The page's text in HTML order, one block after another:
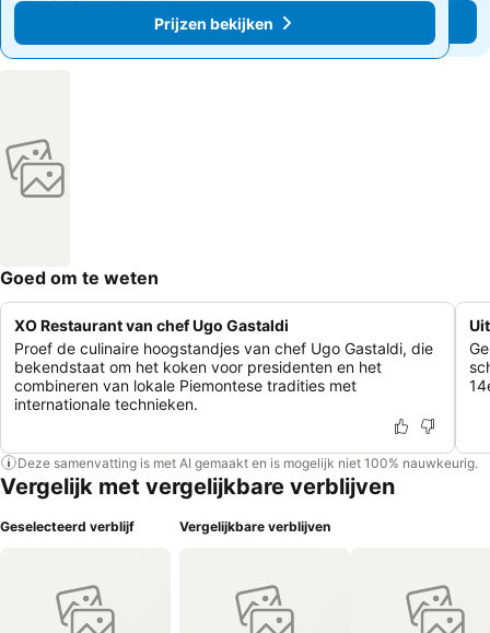
Prijzen bekijken
Prijzen bekijken
Goed om te weten
XO Restaurant van chef Ugo Gastaldi
Proef de culinaire hoogstandjes van chef Ugo Gastaldi, die
bekendstaat om het koken voor presidenten en het
combineren van lokale Piemontese tradities met
internationale technieken.
Deze samenvatting is met AI gemaakt en is mogelijk niet 100% nauwkeurig.
Vergelijk met vergelijkbare verblijven
Geselecteerd verblijf Vergelijkbare verblijven